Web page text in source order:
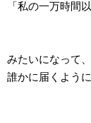
「私の一万時間
みたいになって
誰かに届くよう